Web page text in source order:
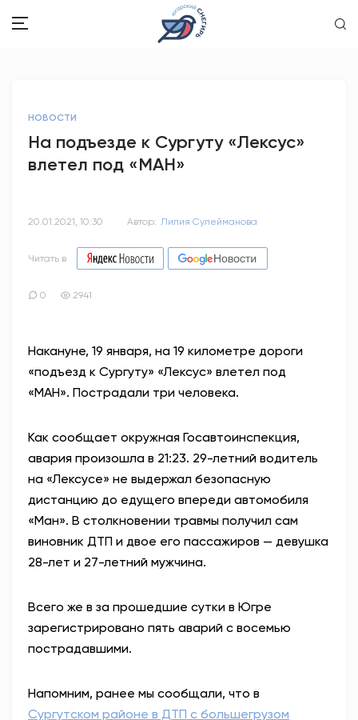
ОБРАЗОВАНИЕ
ЭТО У НАС СЕМЕЙНОЕ
АНТИТЕРРОР
ОФИЦИАЛЬНО
НОВОСТИ
На подъезде к Сургуту «Лексус»
влетел под «МАН»
20.01.2021, 10:30 Автор: Лилия Сулейманова
Читать в
0 2941
Накануне, 19 января, на 19 километре дороги
«подъезд к Сургуту» «Лексус» влетел под
«МАН». Пострадали три человека.
Как сообщает окружная Госавтоинспекция,
авария произошла в 21:23. 29-летний водитель
на «Лексусе» не выдержал безопасную
дистанцию до едущего впереди автомобиля
«Ман». В столкновении травмы получил сам
виновник ДТП и двое его пассажиров — девушка
28-лет и 27-летний мужчина.
Всего же в за прошедшие сутки в Югре
зарегистрировано пять аварий с восемью
пострадавшими.
Напомним, ранее мы сообщали, что в
Сургутском районе в ДТП с большегрузом